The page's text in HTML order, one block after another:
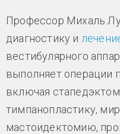
Профессор Михаль
диагностику и
вестибулярного
выполняет операции
включая
тимпанопластику,
мастоидектомию,